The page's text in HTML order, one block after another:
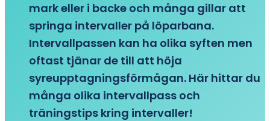
mark eller i backe och många gillar att
springa intervaller på löparbana.
Intervallpassen kan ha olika syften men
oftast tjänar de till att höja
syreupptagningsförmågan. Här hittar du
många olika intervallpass och
träningstips kring intervaller!